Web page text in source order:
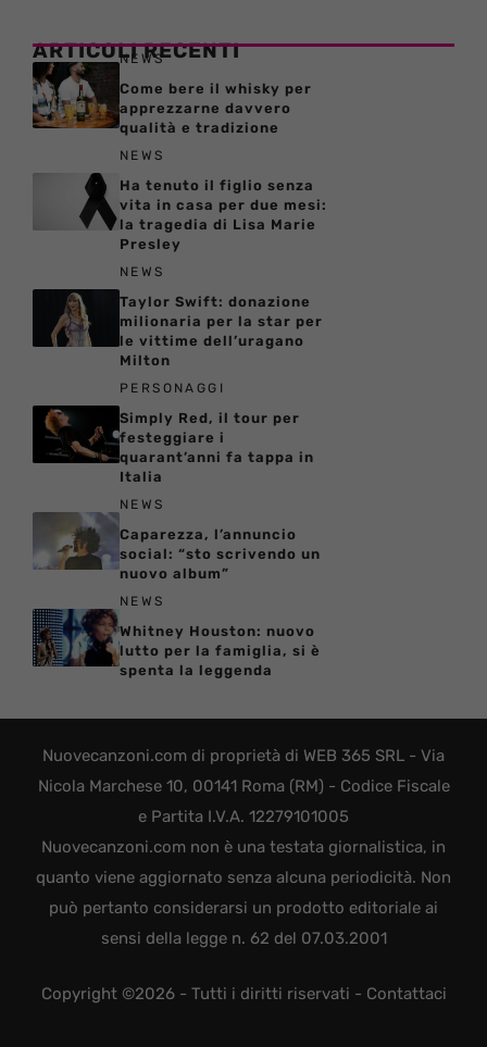
ARTICOLI RECENTI
NEWS
Come bere il whisky per
apprezzarne davvero
qualità e tradizione
NEWS
Ha tenuto il figlio senza
vita in casa per due mesi:
la tragedia di Lisa Marie
Presley
NEWS
Taylor Swift: donazione
milionaria per la star per
le vittime dell’uragano
Milton
PERSONAGGI
Simply Red, il tour per
festeggiare i
quarant’anni fa tappa in
Italia
NEWS
Caparezza, l’annuncio
social: “sto scrivendo un
nuovo album”
NEWS
Whitney Houston: nuovo
lutto per la famiglia, si è
spenta la leggenda
Nuovecanzoni.com di proprietà di WEB 365 SRL - Via
Nicola Marchese 10, 00141 Roma (RM) - Codice Fiscale
e Partita I.V.A. 12279101005
Nuovecanzoni.com non è una testata giornalistica, in
quanto viene aggiornato senza alcuna periodicità. Non
può pertanto considerarsi un prodotto editoriale ai
sensi della legge n. 62 del 07.03.2001
Copyright ©2026 - Tutti i diritti riservati - Contattaci